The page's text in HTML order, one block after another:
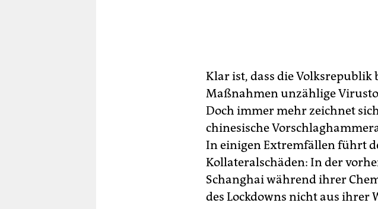
Klar ist, dass die
Maßnahmen unzählige
Doch immer mehr zeichnet
chinesische
In einigen Extremfällen führt
Kollateralschäden: In der
Schanghai während ihrer
des Lockdowns nicht aus